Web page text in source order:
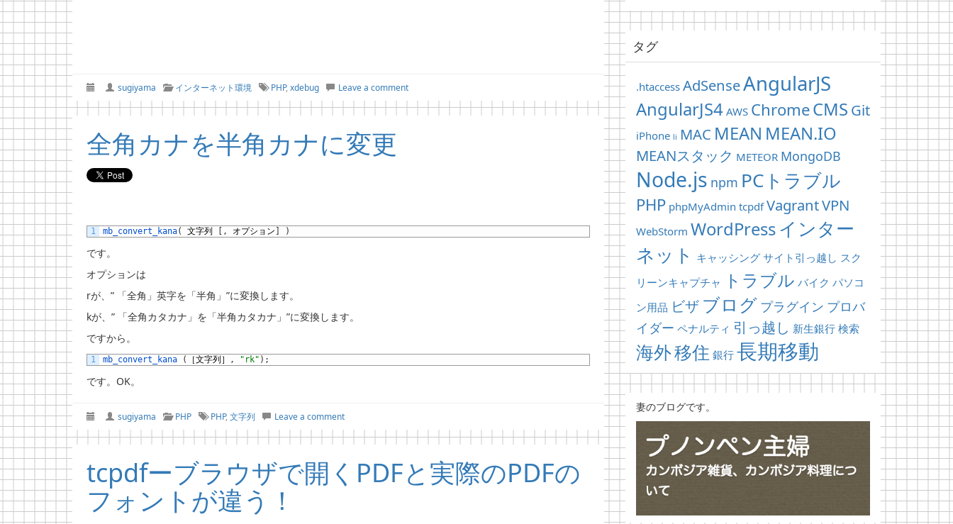
sugiyama インターネット環境 PHP, xdebug Leave a comment
全角カナを半角カナに変更
1 mb_convert_kana( 文字列 [ , オプション ] )
です。
オプションは
rが、” 「全角」英字を「半角」”に変換します。
kが、” 「全角カタカナ」を「半角カタカナ」”に変換します。
ですから。
1 mb_convert_kana ( ［文字列］ , "rk" ) ;
です。OK。
sugiyama PHP PHP, 文字列 Leave a comment
tcpdfーブラウザで開くPDFと実際のPDFの
フォントが違う！
タグ
.htaccess AdSenseAngularJS
AngularJS4 AWS ChromeCMS Git
iPhone li MAC MEAN MEAN.IO
MEANスタック METEOR MongoDB
Node.js npm PCトラブル
PHP phpMyAdmin tcpdf VagrantVPN
WebStorm WordPressインター
ネット キャッシング サイト引っ越し スク
リーンキャプチャ
トラブル バイク パソコ
ン用品 ビザ ブログ プラグイン プロバ
イダー ペナルティ 引っ越し 新生銀行 検索
海外移住 銀行 長期移動
妻のブログです。